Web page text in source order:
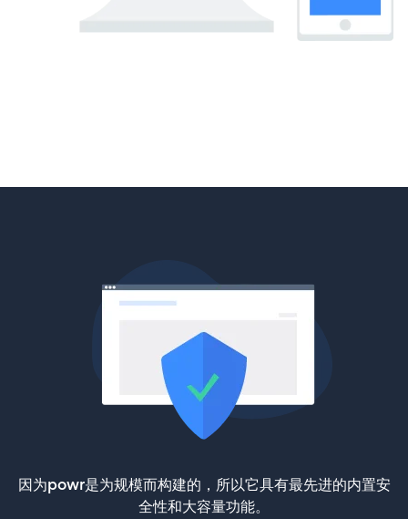
因为powr是为规模而构建的，所以它具有最先进的内置安
全性和大容量功能。